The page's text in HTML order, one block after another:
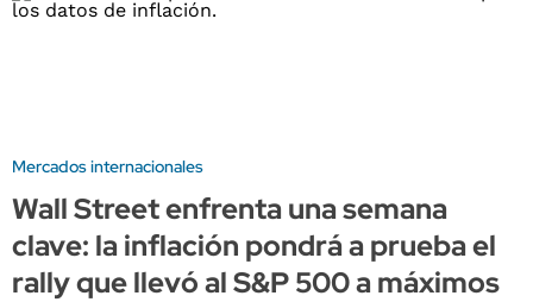
Mercados internacionales
Wall Street enfrenta una semana
clave: la inflación pondrá a prueba el
rally que llevó al S&P 500 a máximos